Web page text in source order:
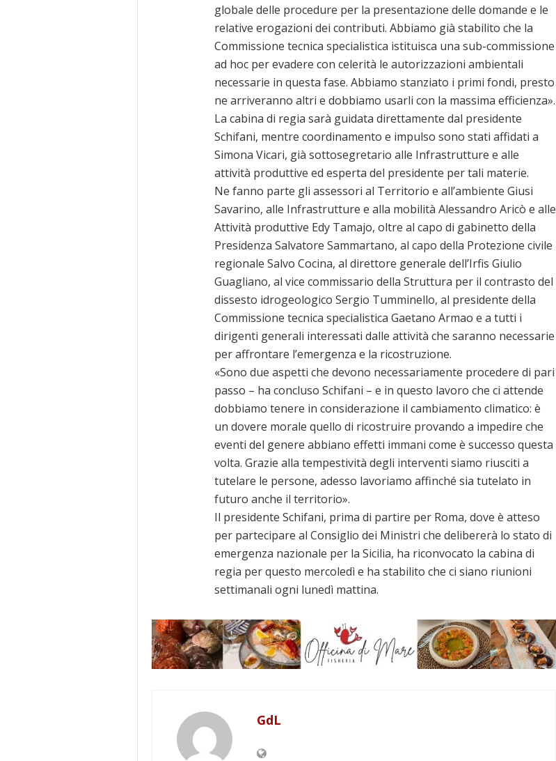
globale delle procedure per la presentazione delle domande e le
relative erogazioni dei contributi. Abbiamo già stabilito che la
Commissione tecnica specialistica istituisca una sub-commissione
ad hoc per evadere con celerità le autorizzazioni ambientali
necessarie in questa fase. Abbiamo stanziato i primi fondi, presto
ne arriveranno altri e dobbiamo usarli con la massima efficienza».
La cabina di regia sarà guidata direttamente dal presidente
Schifani, mentre coordinamento e impulso sono stati affidati a
Simona Vicari, già sottosegretario alle Infrastrutture e alle
attività produttive ed esperta del presidente per tali materie.
Ne fanno parte gli assessori al Territorio e all’ambiente Giusi
Savarino, alle Infrastrutture e alla mobilità Alessandro Aricò e alle
Attività produttive Edy Tamajo, oltre al capo di gabinetto della
Presidenza Salvatore Sammartano, al capo della Protezione civile
regionale Salvo Cocina, al direttore generale dell’Irfis Giulio
Guagliano, al vice commissario della Struttura per il contrasto del
dissesto idrogeologico Sergio Tumminello, al presidente della
Commissione tecnica specialistica Gaetano Armao e a tutti i
dirigenti generali interessati dalle attività che saranno necessarie
per affrontare l’emergenza e la ricostruzione.
«Sono due aspetti che devono necessariamente procedere di pari
passo – ha concluso Schifani – e in questo lavoro che ci attende
dobbiamo tenere in considerazione il cambiamento climatico: è
un dovere morale quello di ricostruire provando a impedire che
eventi del genere abbiano effetti immani come è successo questa
volta. Grazie alla tempestività degli interventi siamo riusciti a
tutelare le persone, adesso lavoriamo affinché sia tutelato in
futuro anche il territorio».
Il presidente Schifani, prima di partire per Roma, dove è atteso
per partecipare al Consiglio dei Ministri che delibererà lo stato di
emergenza nazionale per la Sicilia, ha riconvocato la cabina di
regia per questo mercoledì e ha stabilito che ci siano riunioni
settimanali ogni lunedì mattina.
GdL